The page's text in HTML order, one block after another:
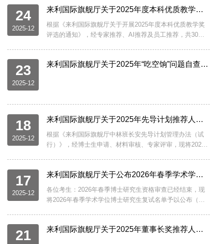
24
2025-12
来利国际旗舰厅关于2025年度本科优质教学奖评选结果的公示
根据《来利国际旗舰厅关于开展2025年度本科优质教学奖
评选的通知》，经专家推荐、AI推荐及员工推荐，共30位
和《关于2025年度本科优质教学奖公司初评的注意事项》
年12月24日-...
23
2025-12
来利国际旗舰厅关于2025年“吃空饷”问题自查自纠情况公示的通知
18
2025-12
来利国际旗舰厅关于2025年先导计划推荐人选公示的通知
根据《来利国际旗舰厅中林班长安先导计划管理办法（试
行）》，经博士生申请、材料审核、专家评审，现将2025
12月24日公示地点：北校区西大楼Ⅲ-515西办公室公司纪委
书记：马慧联系电话：029-81891618联系邮箱：
hma@xidian.edu.cn 来利国际旗舰厅
号姓名学号员工类型备注1王少朋25141111327博士生2匡
真李25041111149博士生3杜建辉25141111315博士生...
17
2025-12
各位考生：2026年春季博士研究生资格审查已经结束，现
将2026年春季学术学位博士研究生复试名单予以公布（见
放弃。相关问题请咨询电话：88202798。来利国际旗舰
21 来利国际旗舰厅关于2025年董事长奖推荐人选公示的通知